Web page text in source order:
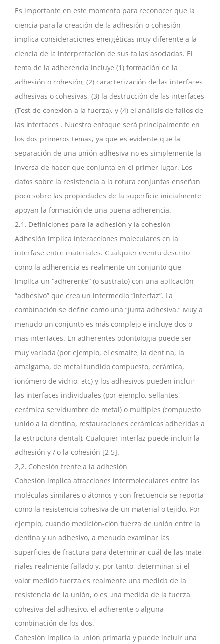
Es importante en este momento para reconocer que la
ciencia para la creación de la adhesión o cohesión
implica consideraciones energéticas muy diferente a la
ciencia de la interpretación de sus fallas asociadas. El
tema de la adherencia incluye (1) formación de la
adhesión o cohesión, (2) caracterización de las interfaces
adhesivas o cohesivas, (3) la destrucción de las interfaces
(Test de conexión a la fuerza), y (4) el análisis de fallos de
las interfaces . Nuestro enfoque será principalmente en
los dos primeros temas, ya que es evidente que la
separación de una unión adhesiva no es simplemente la
inversa de hacer que conjunta en el primer lugar. Los
datos sobre la resistencia a la rotura conjuntas enseñan
poco sobre las propiedades de la superficie inicialmente
apoyan la formación de una buena adherencia.
2,1. Definiciones para la adhesión y la cohesión
Adhesión implica interacciones moleculares en la
interfase entre materiales. Cualquier evento descrito
como la adherencia es realmente un conjunto que
implica un “adherente” (o sustrato) con una aplicación
“adhesivo” que crea un intermedio “interfaz”. La
combinación se define como una “junta adhesiva.” Muy a
menudo un conjunto es más complejo e incluye dos o
más interfaces. En adherentes odontología puede ser
muy variada (por ejemplo, el esmalte, la dentina, la
amalgama, de metal fundido compuesto, cerámica,
ionómero de vidrio, etc) y los adhesivos pueden incluir
las interfaces individuales (por ejemplo, sellantes,
cerámica servidumbre de metal) o múltiples (compuesto
unido a la dentina, restauraciones cerámicas adheridas a
la estructura dental). Cualquier interfaz puede incluir la
adhesión y / o la cohesión [2-5].
2,2. Cohesión frente a la adhesión
Cohesión implica atracciones intermoleculares entre las
moléculas similares o átomos y con frecuencia se reporta
como la resistencia cohesiva de un material o tejido. Por
ejemplo, cuando medición-ción fuerza de unión entre la
dentina y un adhesivo, a menudo examinar las
superficies de fractura para determinar cuál de las mate-
riales realmente fallado y, por tanto, determinar si el
valor medido fuerza es realmente una medida de la
resistencia de la unión, o es una medida de la fuerza
cohesiva del adhesivo, el adherente o alguna
combinación de los dos.
Cohesión implica la unión primaria y puede incluir una